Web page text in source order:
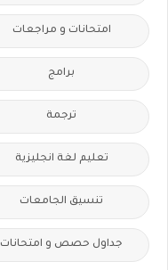
امتحانات و مراجعات
برامج
ترجمة
تعليم لغة انجليزية
تنسيق الجامعات
جداول حصص و امتحانات